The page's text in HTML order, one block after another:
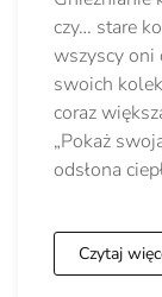
czy… stare
wszyscy oni
swoich
coraz
„Pokaż
odsłona
Czytaj